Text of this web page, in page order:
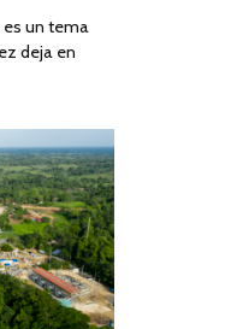
DE
2022
es un tema
deja en